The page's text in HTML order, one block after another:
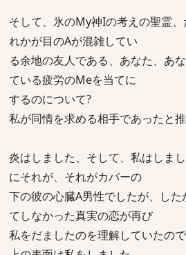
そして、氷のMy神Iの考えの聖霊
れかが目のAが混雑してい
る余地の友人である、あなた、あ
ている疲労のMeを当てに
するのについて?
私が同情を求める相手であったと推
炎はしました、そして、私はしま
にそれが、それがカバーの
下の彼の心臓A男性でしたが、し
てしなかった真実の恋が再び
私をだましたのを理解していたの